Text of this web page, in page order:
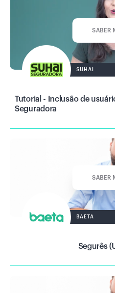
SUHAI
SABER
Tutorial - Inclusão de
Seguradora
BAETA
SABER
Segurês